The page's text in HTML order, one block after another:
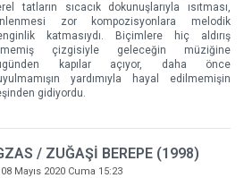
tatların sıcacık dokunuşlarıyla ısıtması,
zor kompozisyonlara melodik
katmasıydı. Biçimlere hiç aldırış
çizgisiyle geleceğin müziğine
kapılar açıyor, daha önce
yardımıyla hayal edilmemişin
gidiyordu.
/ ZUĞAŞİ BEREPE (1998)
Mayıs 2020 Cuma 15:23